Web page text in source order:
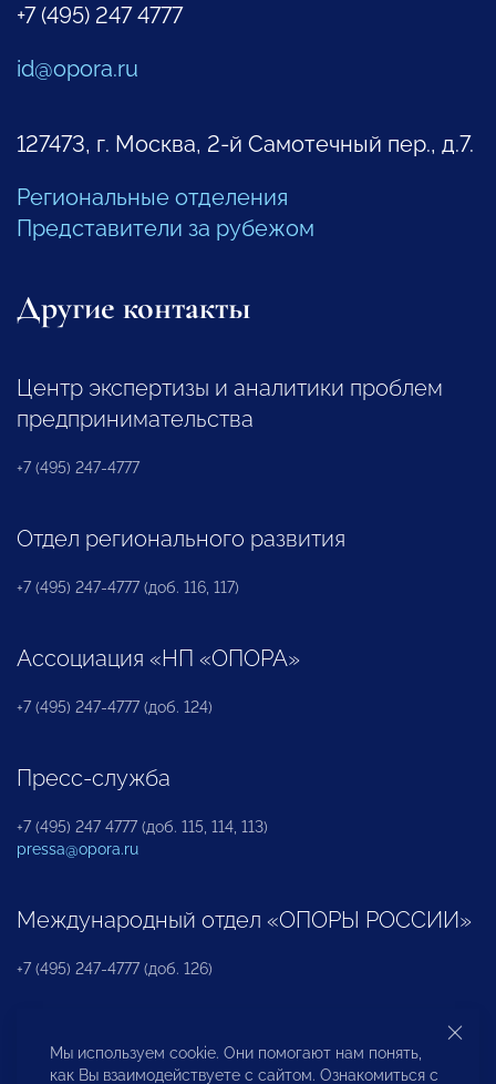
+7 (495) 247 4777
id@opora.ru
127473, г. Москва, 2-й Самотечный пер., д.7.
Региональные отделения
Представители за рубежом
Другие контакты
Центр экспертизы и аналитики проблем
предпринимательства
+7 (495) 247-4777
Отдел регионального развития
+7 (495) 247-4777 (доб. 116, 117)
Ассоциация «НП «ОПОРА»
+7 (495) 247-4777 (доб. 124)
Пресс-служба
+7 (495) 247 4777 (доб. 115, 114, 113)
pressa@opora.ru
Международный отдел «ОПОРЫ РОССИИ»
+7 (495) 247-4777 (доб. 126)
Бюро по защите прав предпринимателей и
инвесторов
Мы используем cookie. Они помогают нам понять,
как Вы взаимодействуете с сайтом. Ознакомиться с